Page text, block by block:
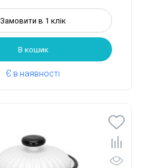
Замовити в 1 клік
В кошик
Є в наявності